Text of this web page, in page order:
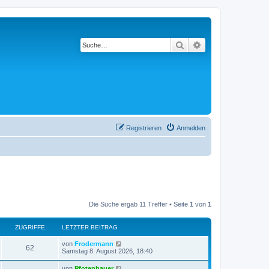
Suche
Anmelden
Registrieren
Die Suche ergab 11 Treffer • Seite 1 von 1
ZUGRIFFE LETZTER BEITRAG
62
u
L
e
von Frodermann
Samstag 8. August 2026, 18:40
L